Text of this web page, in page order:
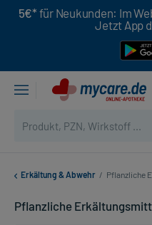
5€* für Neukunden: Im
Jetzt App
Erkältung & Abwehr / Pflanzliche
Pflanzliche